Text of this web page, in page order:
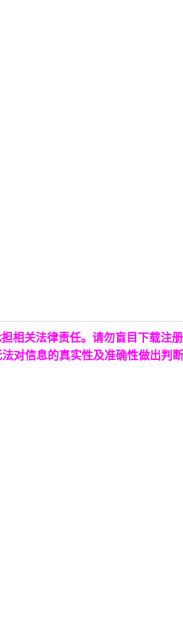
相关法律责任。请勿盲目下载注
对信息的真实性及准确性做出判